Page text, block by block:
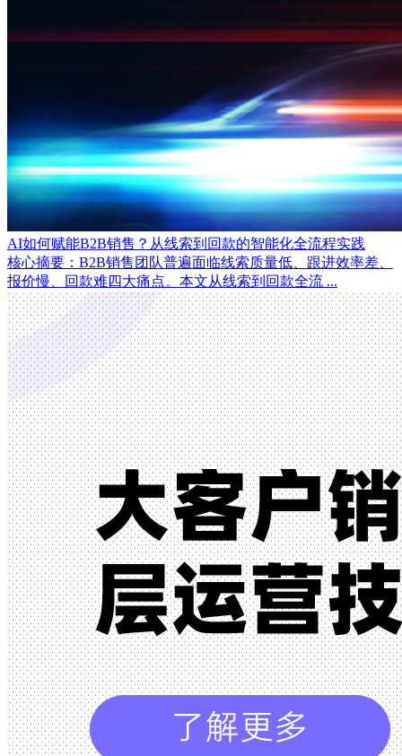
AI如何赋能B2B销售？从线索到回款的智能化全流程实践
核心摘要：B2B销售团队普遍面临线索质量低、跟进效率差、
报价慢、回款难四大痛点。本文从线索到回款全流 ...